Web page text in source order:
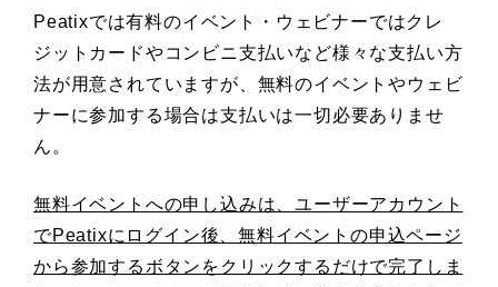
Peatixでは有料のイベント・ウェビナーではクレ
ジットカードやコンビニ支払いなど様々な支払い方
法が用意されていますが、無料のイベントやウェビ
ナーに参加する場合は支払いは一切必要ありませ
ん。
無料イベントへの申し込みは、ユーザーアカウント
でPeatixにログイン後、無料イベントの申込ページ
から参加するボタンをクリックするだけで完了しま